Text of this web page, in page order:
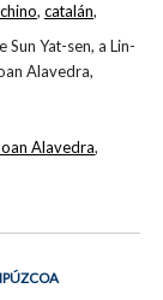
Yat-sen, a Lin-
Alavedra,
, catalán,
Alavedra,